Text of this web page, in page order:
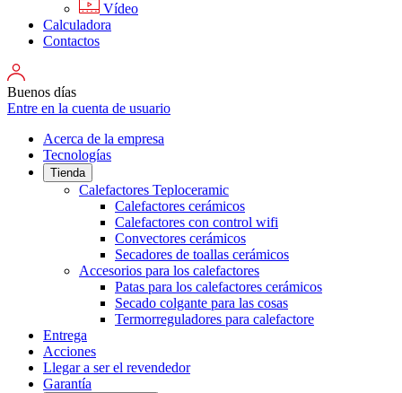
Vídeo
Calculadora
Contactos
Buenos días
Entre en la cuenta de usuario
Acerca de la empresa
Tecnologías
Tienda
Calefactores Teploceramic
Calefactores cerámicos
Calefactores con control wifi
Convectores cerámicos
Secadores de toallas cerámicos
Accesorios para los calefactores
Patas para los calefactores cerámicos
Secado colgante para las cosas
Termorreguladores para calefactore
Entrega
Acciones
Llegar a ser el revendedor
Garantía